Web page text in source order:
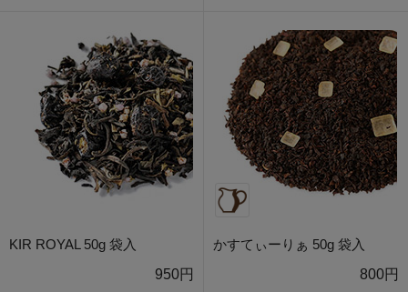
KIR ROYAL 50g 袋入
950円
かすてぃーりぁ 50g 袋入
800円